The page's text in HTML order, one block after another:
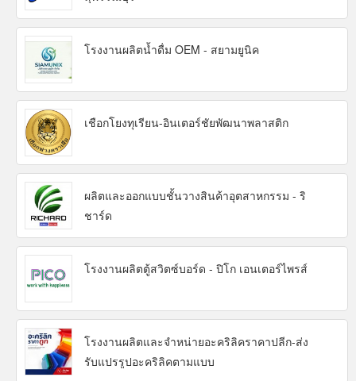
โรงงานผลิตน้ำดื่ม OEM - สยามยูนิค
เชือกโยงทุเรียน-อินเตอร์ชัยพัฒนาพลาสติก
ผลิตและออกแบบชั้นวางสินค้าอุตสาหกรรม - ริ
ชาร์ด
โรงงานผลิตตู้สวิตซ์บอร์ด - ปิโก เอนเตอร์ไพรส์
โรงงานผลิตและจำหน่ายอะคริลิคราคาปลีก-ส่ง
รับแปรรูปอะคริลิคตามแบบ